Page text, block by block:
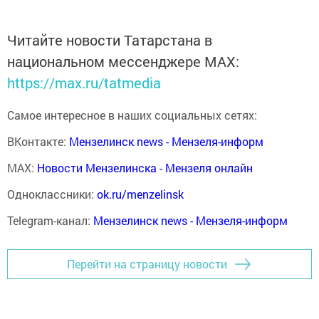
Читайте новости Татарстана в
национальном мессенджере MАХ:
https://max.ru/tatmedia
Самое интересное в наших социальных сетях:
ВКонтакте: Мензелинск news - Мензеля-информ
MAX: Новости Мензелинска - Мензеля онлайн
Одноклассники: ok.ru/menzelinsk
Telegram-канал: Мензелинск news - Мензеля-информ
Перейти на страницу новости